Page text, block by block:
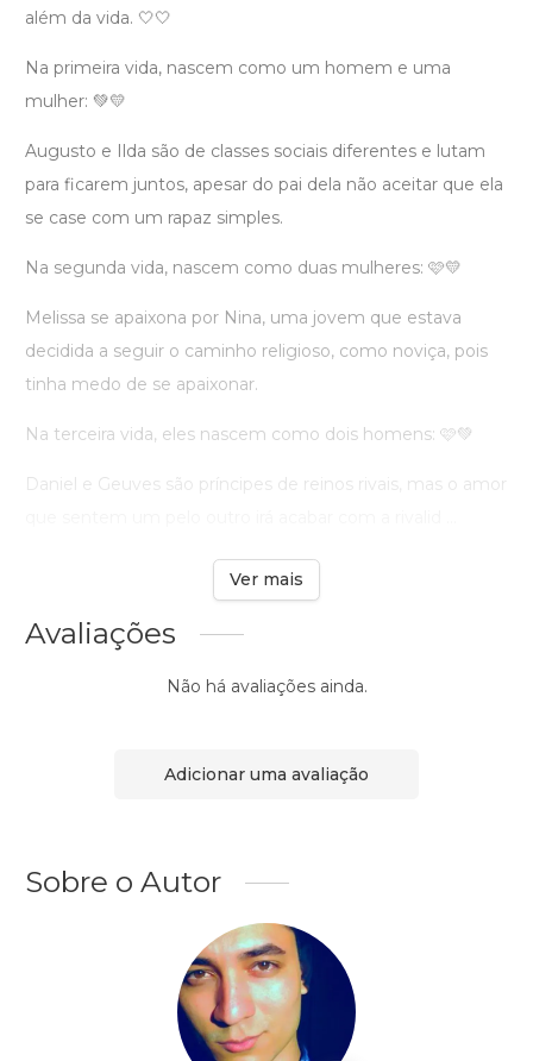
além da vida. 🤍🤍
Na primeira vida, nascem como um homem e uma
mulher: 💚💛
Augusto e Ilda são de classes sociais diferentes e lutam
para ficarem juntos, apesar do pai dela não aceitar que ela
se case com um rapaz simples.
Na segunda vida, nascem como duas mulheres: 🩷💛
Melissa se apaixona por Nina, uma jovem que estava
decidida a seguir o caminho religioso, como noviça, pois
tinha medo de se apaixonar.
Na terceira vida, eles nascem como dois homens: 🩷💚
Daniel e Geuves são príncipes de reinos rivais, mas o amor
Ver mais
Avaliações
Não há avaliações ainda.
Adicionar uma avaliação
Sobre o Autor